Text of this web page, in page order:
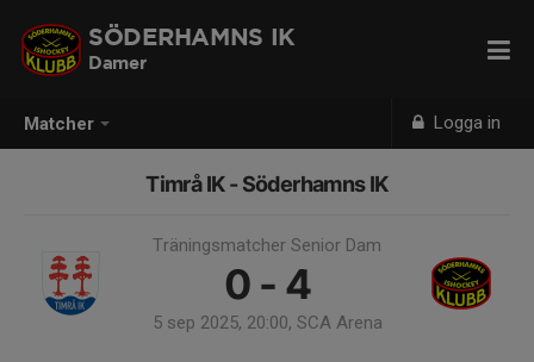
Matcher Logga in
SÖDERHAMNS IK
Damer
Timrå IK - Söderhamns IK
Träningsmatcher Senior Dam
0 - 4
5 sep 2025, 20:00, SCA Arena